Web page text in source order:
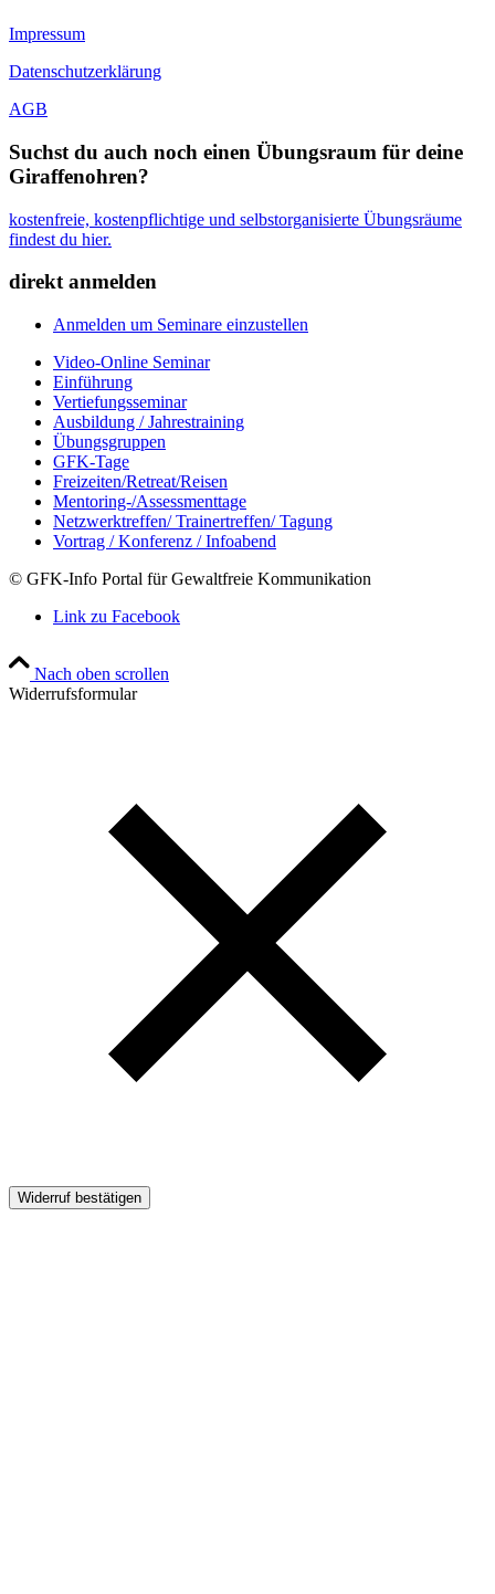
Impressum
Datenschutzerklärung
AGB
Suchst du auch noch einen Übungsraum für deine
Giraffenohren?
kostenfreie, kostenpflichtige und selbstorganisierte Übungsräume
findest du hier.
direkt anmelden
Anmelden um Seminare einzustellen
Video-Online Seminar
Einführung
Vertiefungsseminar
Ausbildung / Jahrestraining
Übungsgruppen
GFK-Tage
Freizeiten/Retreat/Reisen
Mentoring-/Assessmenttage
Netzwerktreffen/ Trainertreffen/ Tagung
Vortrag / Konferenz / Infoabend
© GFK-Info Portal für Gewaltfreie Kommunikation
Link zu Facebook
Nach oben scrollen
Widerrufsformular
Widerruf bestätigen